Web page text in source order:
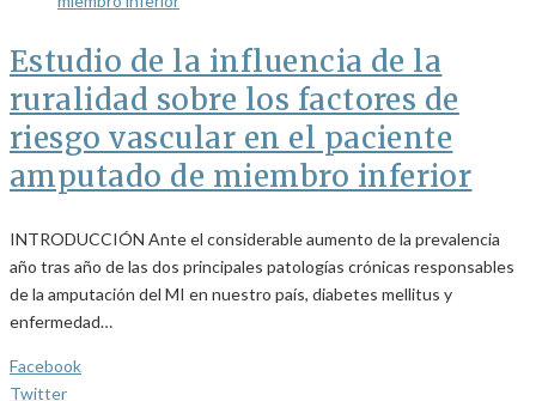
Estudio de la influencia de la
ruralidad sobre los factores de
riesgo vascular en el paciente
amputado de miembro inferior
INTRODUCCIÓN Ante el considerable aumento de la prevalencia
año tras año de las dos principales patologías crónicas responsables
de la amputación del MI en nuestro país, diabetes mellitus y
enfermedad…
Facebook
Twitter